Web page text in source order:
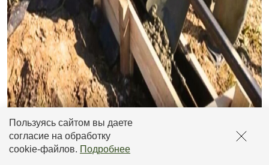
Пользуясь сайтом вы даете
согласие на обработку
cookie-файлов. Подробнее
В процессе затвердевания бетонная лента нуждается в
поддержании оптимальной температуры и влажности.